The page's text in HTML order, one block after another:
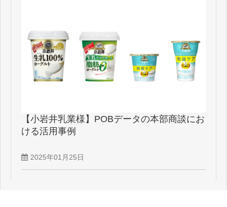
【小岩井乳業様】POBデータの本部商談にお
ける活用事例
2025年01月25日